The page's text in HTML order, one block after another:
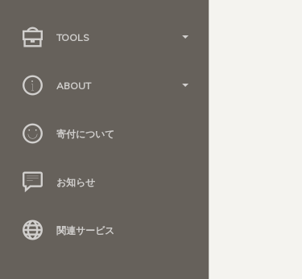
TOOLS
ABOUT
寄付について
お知らせ
関連サービス